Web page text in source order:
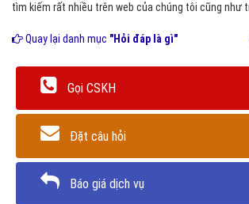
tìm kiếm rất nhiều trên web của chúng tôi cũng như
Quay lại danh mục "Hỏi đáp là gì"
Gọi CSKH
Đặt câu hỏi
Báo giá dịch vụ